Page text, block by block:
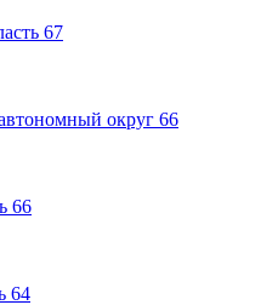
67
округ 66
66
64